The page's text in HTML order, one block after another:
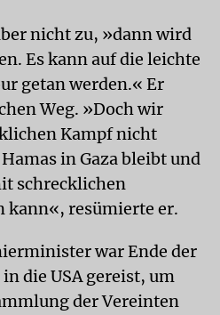
nicht zu, »dann wird
Es kann auf die leichte
getan werden.« Er
Weg. »Doch wir
Kampf nicht
in Gaza bleibt und
schrecklichen
kann«, resümierte er.
war Ende der
die USA gereist, um
der Vereinten